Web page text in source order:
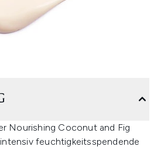
Nourishing Coconut and Fig
feuchtigkeitsspendende